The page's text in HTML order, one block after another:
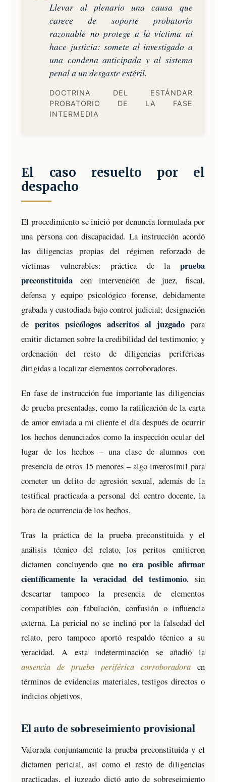
Llevar al plenario una causa que
carece de soporte probatorio
razonable no protege a la víctima ni
hace justicia: somete al investigado a
una condena anticipada y al sistema
penal a un desgaste estéril.
DOCTRINA DEL ESTÁNDAR
PROBATORIO DE LA FASE
INTERMEDIA
El caso resuelto por el
despacho
El procedimiento se inició por denuncia formulada por
una persona con discapacidad. La instrucción acordó
las diligencias propias del régimen reforzado de
víctimas vulnerables: práctica de la prueba
preconstituida con intervención de juez, fiscal,
defensa y equipo psicológico forense, debidamente
grabada y custodiada bajo control judicial; designación
de peritos psicólogos adscritos al juzgado para
emitir dictamen sobre la credibilidad del testimonio; y
ordenación del resto de diligencias periféricas
dirigidas a localizar elementos corroboradores.
En fase de instrucción fue importante las diligencias
de prueba presentadas, como la ratificación de la carta
de amor enviada a mi cliente el día después de ocurrir
los hechos denunciados como la inspección ocular del
lugar de los hechos – una clase de alumnos con
presencia de otros 15 menores – algo inverosímil para
cometer un delito de agresión sexual, además de la
testifical practicada a personal del centro docente, la
hora de ocurrencia de los hechos.
Tras la práctica de la prueba preconstituida y el
análisis técnico del relato, los peritos emitieron
dictamen concluyendo que no era posible afirmar
científicamente la veracidad del testimonio, sin
descartar tampoco la presencia de elementos
compatibles con fabulación, confusión o influencia
externa. La pericial no se inclinó por la falsedad del
relato, pero tampoco aportó respaldo técnico a su
veracidad. A esta indeterminación se añadió la
ausencia de prueba periférica corroboradoraen
términos de evidencias materiales, testigos directos o
indicios objetivos.
El auto de sobreseimiento provisional
Valorada conjuntamente la prueba preconstituida y el
dictamen pericial, así como el resto de diligencias
practicadas, el juzgado dictó auto de sobreseimiento